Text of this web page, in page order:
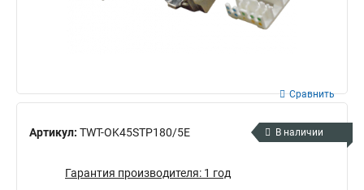
Артикул: TWT-OK45STP180/5E
Сравнить
В наличии
Гарантия производителя: 1 год